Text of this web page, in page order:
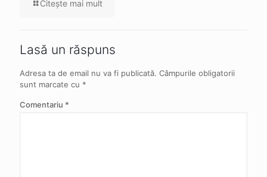
Citeşte mai mult
Lasă un răspuns
Adresa ta de email nu va fi publicată. Câmpurile obligatorii
sunt marcate cu *
Comentariu *